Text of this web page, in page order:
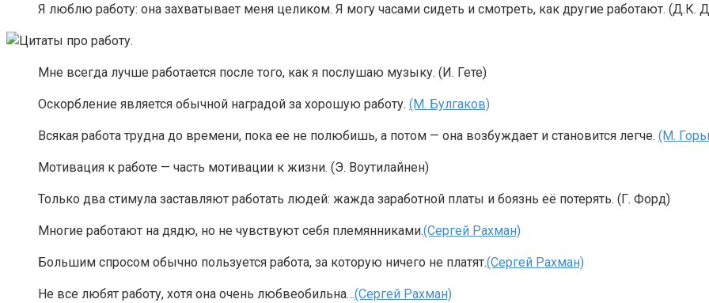
Я люблю работу: она захватывает меня целиком. Я могу часами сидеть и смотреть, как другие работают. (Д.К.
Мне всегда лучше работается после того, как я послушаю музыку. (И. Гете)
Оскорбление является обычной наградой за хорошую работу. (М. Булгаков)
Всякая работа трудна до времени, пока ее не полюбишь, а потом — она возбуждает и становится легче. (М.
Мотивация к работе — часть мотивации к жизни. (Э. Воутилайнен)
Только два стимула заставляют работать людей: жажда заработной платы и боязнь её потерять. (Г. Форд)
Многие работают на дядю, но не чувствуют себя племянниками.(Сергей Рахман)
Большим спросом обычно пользуется работа, за которую ничего не платят.(Сергей Рахман)
Не все любят работу, хотя она очень любвеобильна…(Сергей Рахман)